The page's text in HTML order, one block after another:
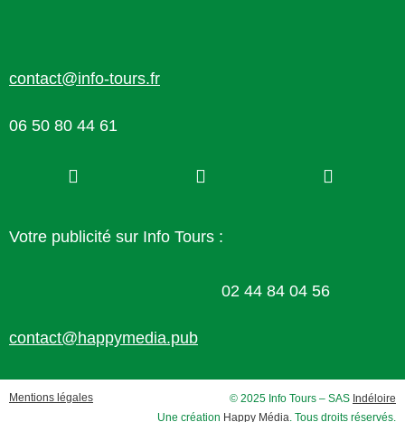
contact@info-tours.fr
06 50 80 44 61
Votre publicité sur Info Tours :
02 44 84 04 56
contact@happymedia.pub
Mentions légales © 2025 Info Tours – SAS Indéloire
Une création Happy Média . Tous droits réservés.